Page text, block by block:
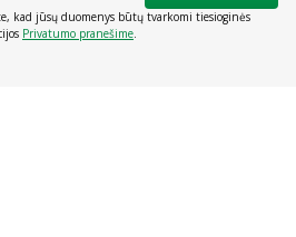
kad jūsų duomenys būtų tvarkomi tiesioginės
Privatumo pranešime.